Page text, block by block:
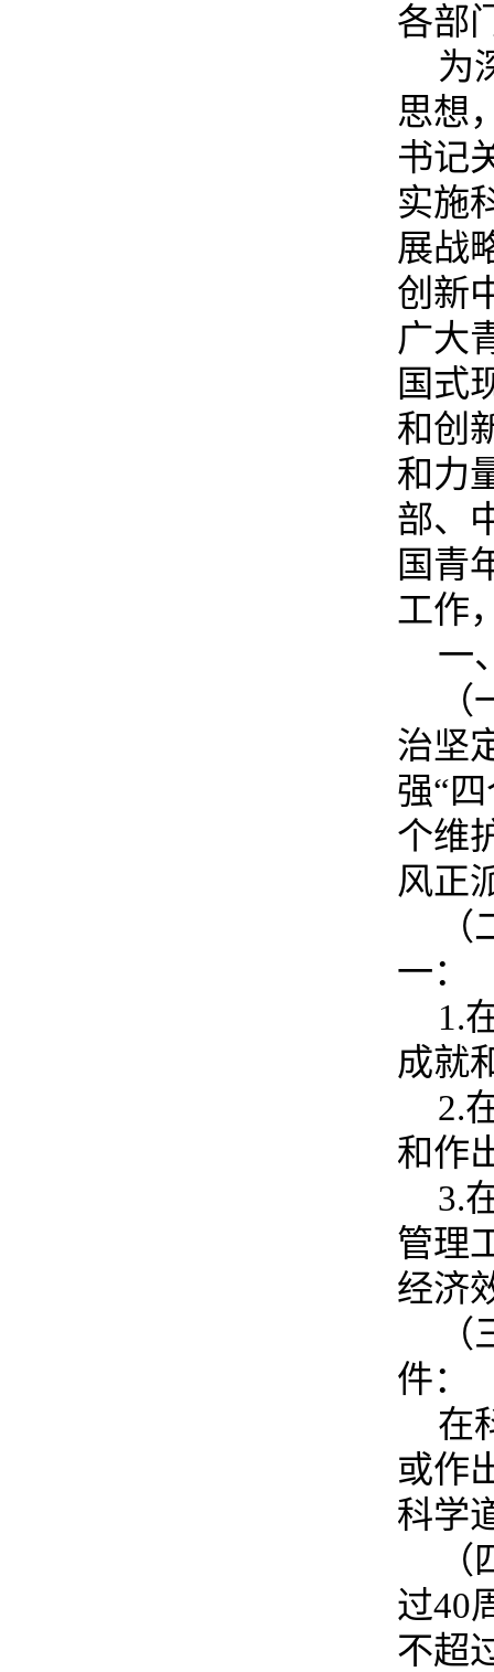
各部
为
思想
书记
实施
展战
创新
广大
国式
和创
和力
部、
国青
工作
一
治坚
强“
个维
风正
一：
1.
成就
2.
和作
3.
管理
经济
件：
在
或作
科学
过40
不超